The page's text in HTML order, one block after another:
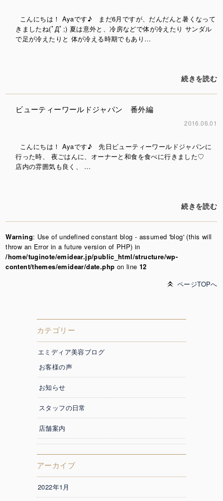
こんにちは！ Ayaです♪ まだ6月ですが、だんだんと暑くなって
きましたね(ﾟДﾟ;) 夏は意外と、冷房などで体が冷えたり サンダル
で足が冷えたりと 体が冷える時期でもあり…
続きを読む
ビューティーワールドジャパン 番外編
2016.06.01
こんにちは！ Ayaです♪ 先日ビューティーワールドジャパンに
行った時、 夜ごはんに、オーナーと和食を食べに行きました♡
店内の雰囲気も良く、 …
続きを読む
Warning: Use of undefined constant blog - assumed 'blog' (this will
throw an Error in a future version of PHP) in
/home/tuginote/emidear.jp/public_html/structure/wp-
content/themes/emidear/date.php on line 12
ページTOPへ
カテゴリー
エミディア美容ブログ
お客様の声
お知らせ
スタッフの日常
店舗案内
アーカイブ
2022年1月